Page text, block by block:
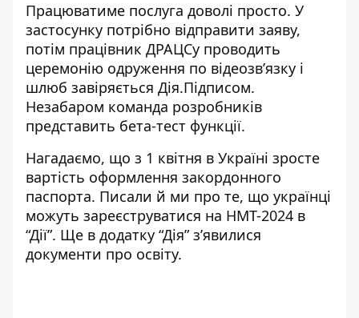
Працюватиме послуга доволі просто. У
застосунку потрібно відправити заяву,
потім працівник ДРАЦСу проводить
церемонію одруження по відеозвʼязку і
шлюб завіряється Дія.Підписом.
Незабаром команда розробників
представить бета-тест функції.
Нагадаємо, що з 1 квітня в Україні зросте
вартість оформлення закордонного
паспорта. Писали й ми про те, що українці
можуть зареєструватися на НМТ-2024 в
“Дії”. Ще в додатку “Дія” з’явилися
документи про освіту.